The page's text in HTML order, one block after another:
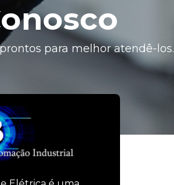
para melhor atendê-los.